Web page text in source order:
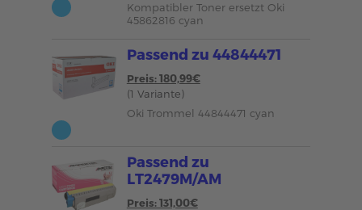
Kompatibler Toner ersetzt Oki
45862816 cyan
Passend zu 44844471
Preis: 180,99€
(1 Variante)
Oki Trommel 44844471 cyan
Passend zu
LT2479M/AM
Preis: 131,00€